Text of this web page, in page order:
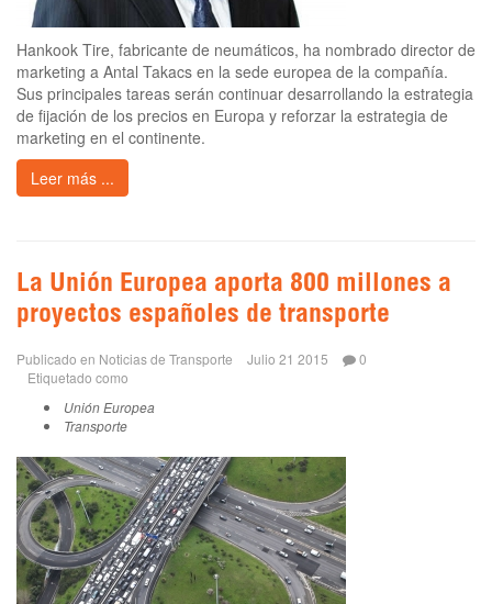
Hankook Tire, fabricante de neumáticos, ha nombrado director de
marketing a Antal Takacs en la sede europea de la compañía.
Sus principales tareas serán continuar desarrollando la estrategia
de fijación de los precios en Europa y reforzar la estrategia de
marketing en el continente.
Leer más ...
La Unión Europea aporta 800 millones a
proyectos españoles de transporte
Publicado en Noticias de Transporte Julio 21 2015
0
Etiquetado como
Unión Europea
Transporte